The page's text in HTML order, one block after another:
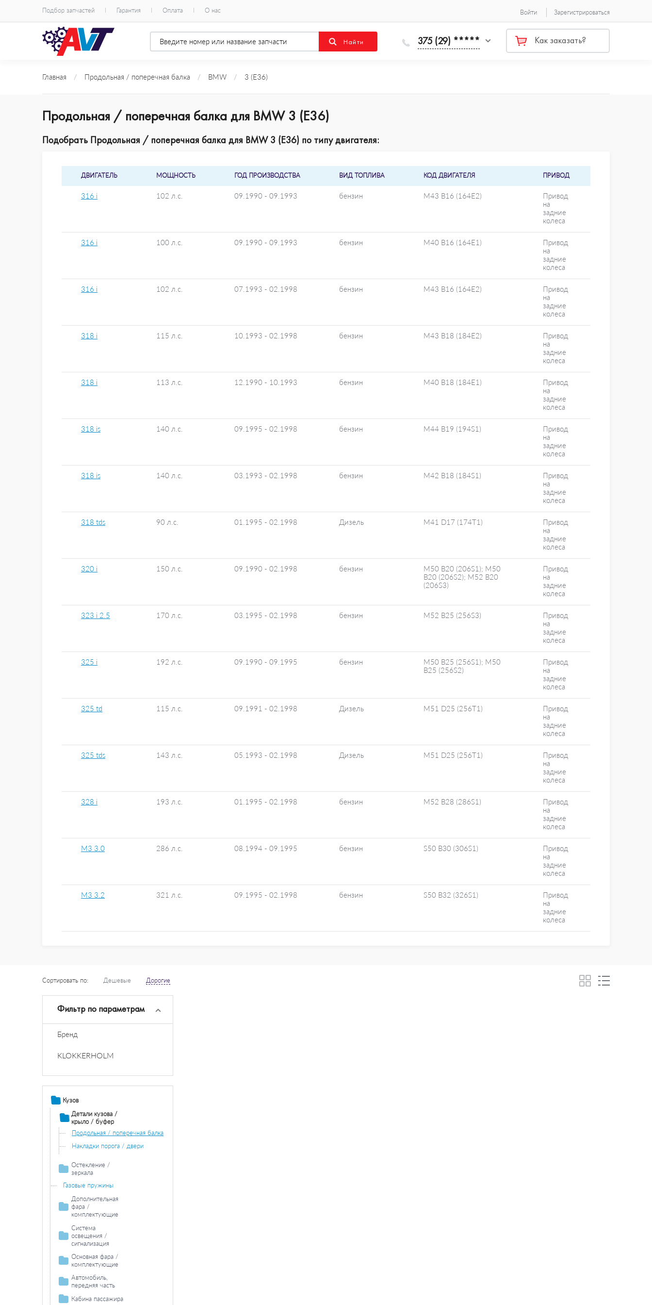
Войти Зарегистрироваться
Подбор запчастей Гарантия Оплата О нас
375 (29) ***** Как заказать?
Главная / Продольная / поперечная балка / BMW / 3 (E36)
Продольная / поперечная балка для BMW 3 (E36)
Подобрать Продольная / поперечная балка для BMW 3 (E36) по типу двигателя:
ДВИГАТЕЛЬ МОЩНОСТЬ ГОД ПРОИЗВОДСТВА ВИД ТОПЛИВА КОД ДВИГАТЕЛЯ ПРИВОД
316 i 102 л.с. 09.1990 - 09.1993 бензин M43 B16 (164E2)
Привод
на
задние
колеса
316 i 100 л.с. 09.1990 - 09.1993 бензин M40 B16 (164E1)
Привод
на
задние
колеса
316 i 102 л.с. 07.1993 - 02.1998 бензин M43 B16 (164E2)
Привод
на
задние
колеса
318 i 115 л.с. 10.1993 - 02.1998 бензин M43 B18 (184E2)
Привод
на
задние
колеса
318 i 113 л.с. 12.1990 - 10.1993 бензин M40 B18 (184E1)
Привод
на
задние
колеса
318 is 140 л.с. 09.1995 - 02.1998 бензин M44 B19 (194S1)
Привод
на
задние
колеса
318 is 140 л.с. 03.1993 - 02.1998 бензин M42 B18 (184S1)
Привод
на
задние
колеса
318 tds 90 л.с. 01.1995 - 02.1998 Дизель M41 D17 (174T1)
Привод
на
задние
колеса
320 i 150 л.с. 09.1990 - 02.1998 бензин
M50 B20 (206S1); M50
B20 (206S2); M52 B20
(206S3)
Привод
на
задние
колеса
323 i 2.5 170 л.с. 03.1995 - 02.1998 бензин M52 B25 (256S3)
Привод
на
задние
колеса
325 i 192 л.с. 09.1990 - 09.1995 бензин
M50 B25 (256S1); M50
B25 (256S2)
Привод
на
задние
колеса
325 td 115 л.с. 09.1991 - 02.1998 Дизель M51 D25 (256T1)
Привод
на
задние
колеса
325 tds 143 л.с. 05.1993 - 02.1998 Дизель M51 D25 (256T1)
Привод
на
задние
колеса
328 i 193 л.с. 01.1995 - 02.1998 бензин M52 B28 (286S1)
Привод
на
задние
колеса
M3 3.0 286 л.с. 08.1994 - 09.1995 бензин S50 B30 (306S1)
Привод
на
задние
колеса
M3 3.2 321 л.с. 09.1995 - 02.1998 бензин S50 B32 (326S1)
Привод
на
задние
колеса
Сортировать по: Дешевые Дорогие
Фильтр по параметрам
Бренд
KLOKKERHOLM
Кузов
Детали кузова /
крыло / буфер
Продольная / поперечная балка
Накладки порога / двери
Остекление /
зеркала
Зеркала
Газовые пружины
Дополнительная
фара /
комплектующие
Противотуманная
фара /
комплектующие
Противотуманная фара
лампа накаливания
Фара дальнего
света /
Лампа накаливания фара
дальнего света
Система
освещения /
сигнализация
Задний фонарь /
комплектующие
Задние фонари /
комплектующие
фонарей
Фонарь сигнала
торможения /
Основная фара /
комплектующие
Лампа накаливания основной
фары
Автомобиль,
передняя часть
Основная фара /
Кабина пассажира